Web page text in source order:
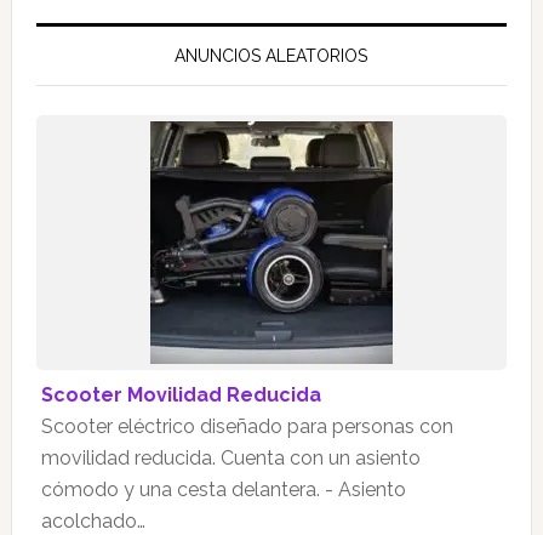
ANUNCIOS ALEATORIOS
Scooter Movilidad Reducida
Scooter eléctrico diseñado para personas con
movilidad reducida. Cuenta con un asiento
cómodo y una cesta delantera. - Asiento
acolchado…